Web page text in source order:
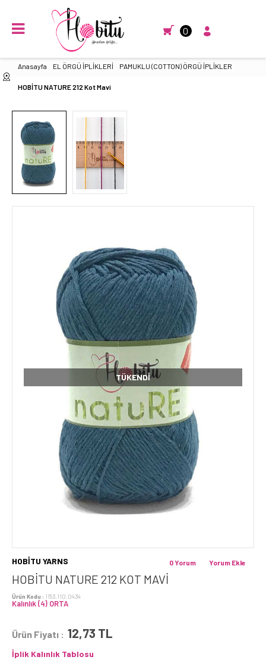
0
Anasayfa EL ÖRGÜ İPLİKLERİ PAMUKLU (COTTON) ÖRGÜ İPLİKLER
HOBİTU NATURE 212 Kot Mavi
TÜKENDI
HOBİTU YARNS
HOBİTU NATURE 212 KOT MAVI
Ürün Kodu : 1153.110.0434
Kalınlık (4) ORTA
Yorum Ekle
0 Yorum
Ürün Fiyatı : 12,73 TL
İplik Kalınlık Tablosu